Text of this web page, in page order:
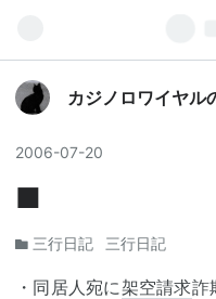
カジノロワイヤル
2006-07-20
■
三行日記 三行日記
・同居人宛に架空請求詐